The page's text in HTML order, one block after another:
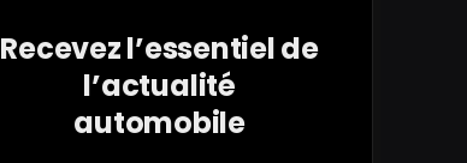
Recevez l’essentiel de
l’actualité
automobile